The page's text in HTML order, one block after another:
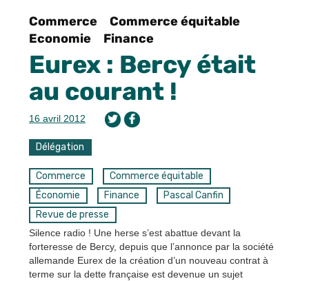
Commerce
Commerce équitable
Economie
Finance
Eurex : Bercy était
au courant !
16 avril 2012
Délégation
Commerce
Commerce équitable
Économie
Finance
Pascal Canfin
Revue de presse
Silence radio ! Une herse s’est abattue devant la
forteresse de Bercy, depuis que l’annonce par la société
allemande Eurex de la création d’un nouveau contrat à
terme sur la dette française est devenue un sujet